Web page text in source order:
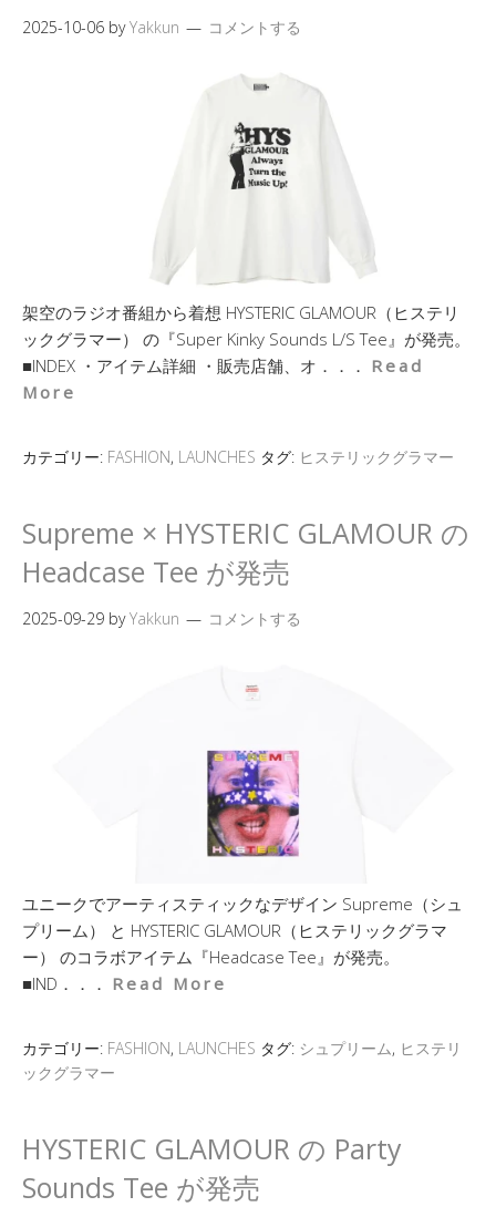
2025-10-06 byYakkun コメントする
架空のラジオ番組から着想 HYSTERIC GLAMOUR（ヒステリ
ックグラマー） の『Super Kinky Sounds L/S Tee』が発売。
■INDEX ・アイテム詳細 ・販売店舗、オ．．． Read
More
カテゴリー: FASHION, LAUNCHES タグ: ヒステリックグラマー
Supreme × HYSTERIC GLAMOUR の
Headcase Tee が発売
2025-09-29 byYakkun コメントする
ユニークでアーティスティックなデザイン Supreme（シュ
プリーム） と HYSTERIC GLAMOUR（ヒステリックグラマ
ー） のコラボアイテム『Headcase Tee』が発売。
■IND．．． Read More
カテゴリー: FASHION, LAUNCHES タグ: シュプリーム, ヒステリ
ックグラマー
HYSTERIC GLAMOUR の Party
Sounds Tee が発売